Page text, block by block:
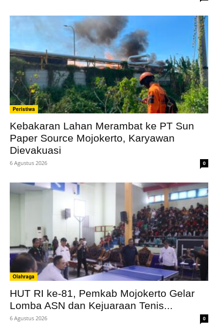
Peristiwa
Kebakaran Lahan Merambat ke PT Sun
Paper Source Mojokerto, Karyawan
Dievakuasi
6 Agustus 2026 0
Olahraga
HUT RI ke-81, Pemkab Mojokerto Gelar
Lomba ASN dan Kejuaraan Tenis...
6 Agustus 2026 0